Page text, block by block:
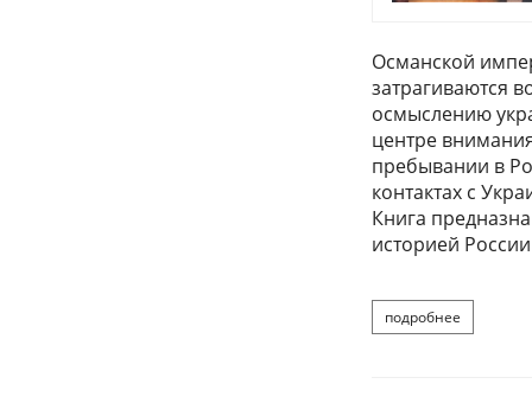
Османской
затрагиваются
осмыслению
центре
пребывании в
контактах с
Книга
историей
подробнее